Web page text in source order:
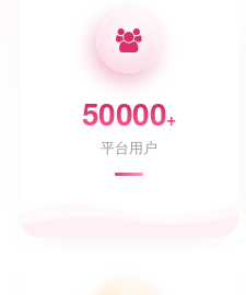
50000+
平台用户